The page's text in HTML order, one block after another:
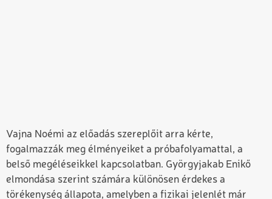
Vajna Noémi az előadás szereplőit arra kérte,
fogalmazzák meg élményeiket a próbafolyamattal, a
belső megéléseikkel kapcsolatban. Györgyjakab Enikő
elmondása szerint számára különösen érdekes a
törékenység állapota, amelyben a fizikai jelenlét már